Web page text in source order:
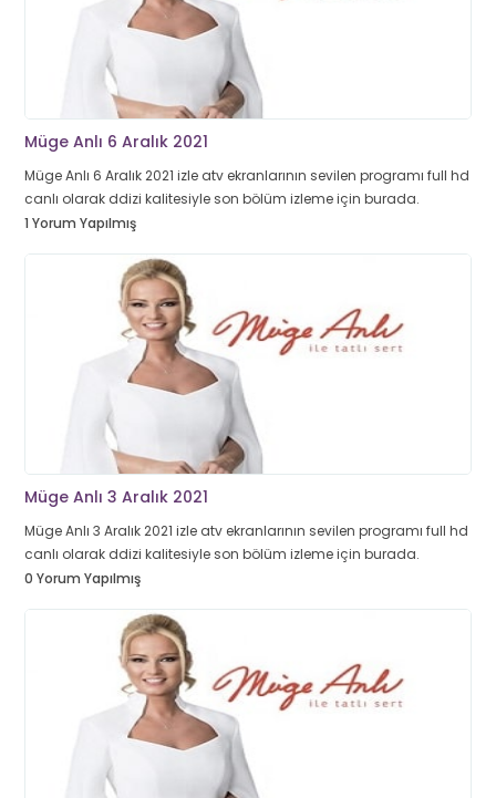
Müge Anlı 6 Aralık 2021
Müge Anlı 6 Aralık 2021 izle atv ekranlarının sevilen programı full hd
canlı olarak ddizi kalitesiyle son bölüm izleme için burada.
1 Yorum Yapılmış
Müge Anlı 3 Aralık 2021
Müge Anlı 3 Aralık 2021 izle atv ekranlarının sevilen programı full hd
canlı olarak ddizi kalitesiyle son bölüm izleme için burada.
0 Yorum Yapılmış